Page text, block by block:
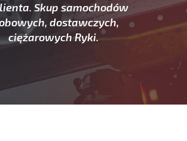
Skup samochodów
dostawczych,
ciężarowych Ryki.